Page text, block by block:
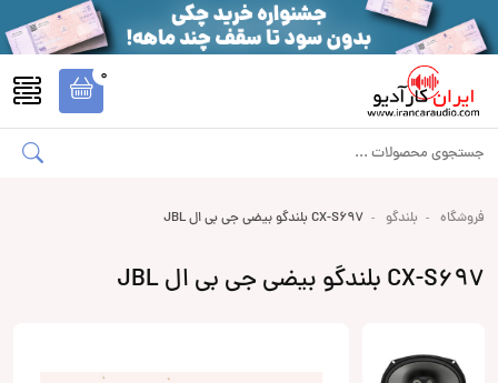
0
فروشگاه بلندگو CX-S697 بلندگو بیضی جی بی ال JBL
CX-S697 بلندگو بیضی جی بی ال JBL